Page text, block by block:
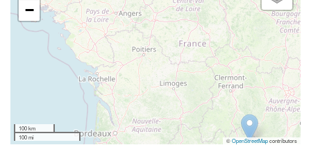
−
100 km
100 mi
©OpenStreetMapcontributors